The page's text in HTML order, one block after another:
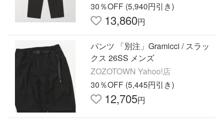
30％OFF (5,940円引き)
13,860円
パンツ 「別注」Gramicci / スラッ
クス 26SS メンズ
ZOZOTOWN Yahoo!店
30％OFF (5,445円引き)
12,705円